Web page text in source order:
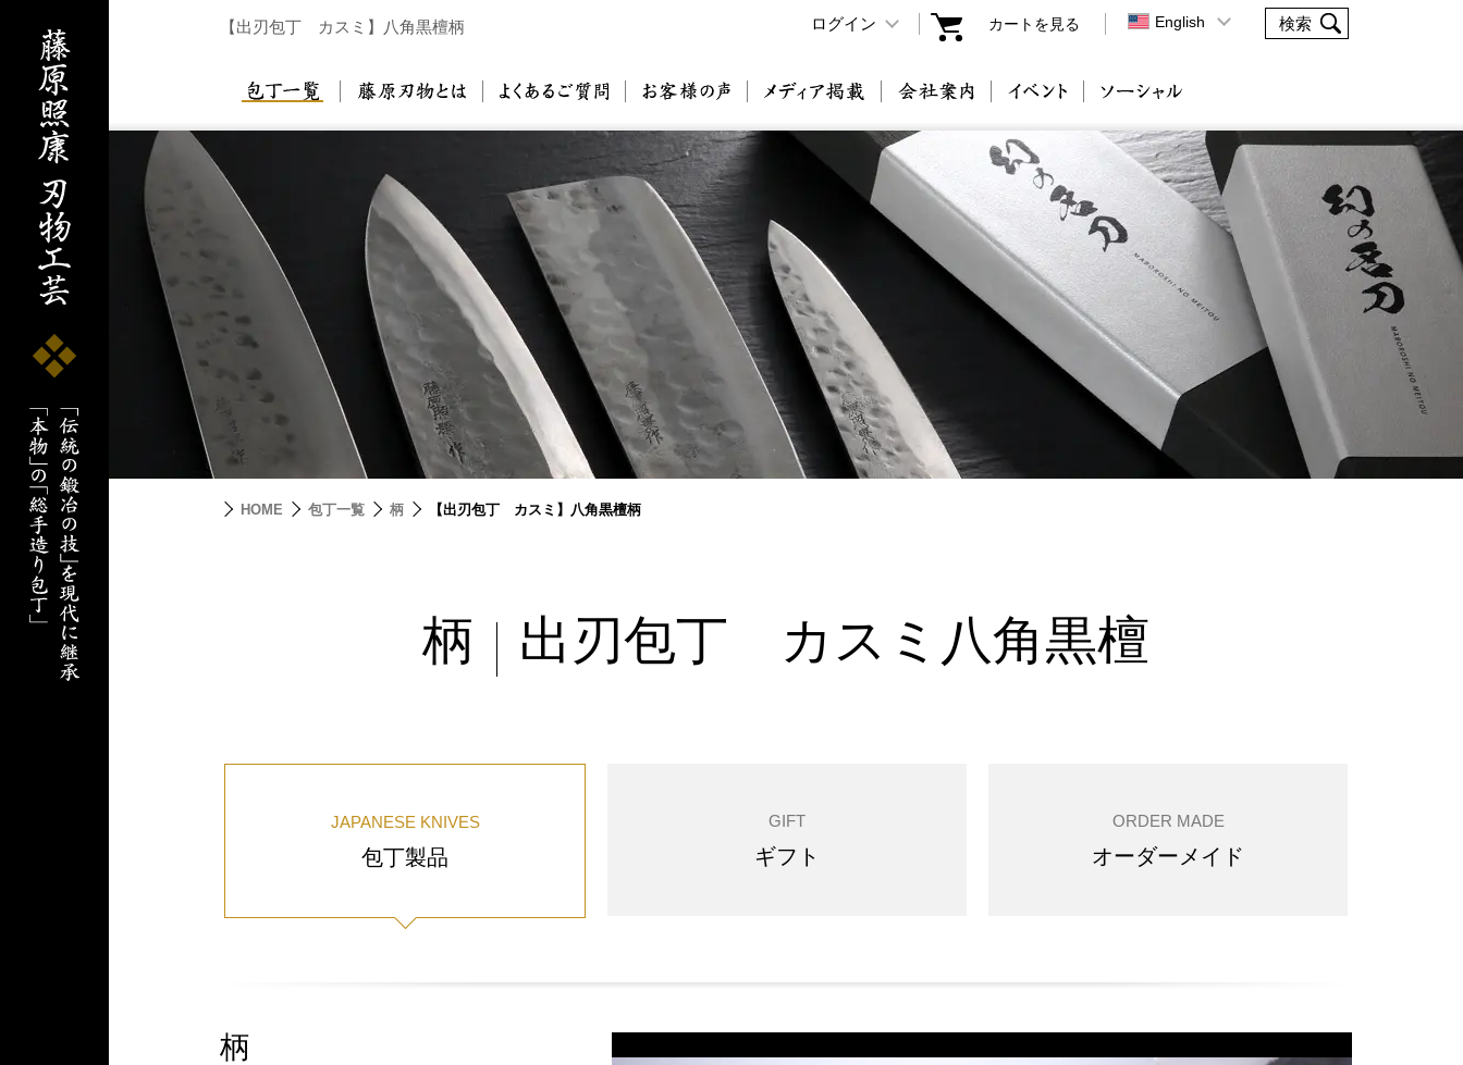
【出刃包丁 カスミ】八角黒檀柄 ログイン カートを見る English
包丁一覧 藤原刃物とは よくあるご質問 お客様の声 メディア掲載 会社案内 イベント
HOME 包丁一覧 柄 【出刃包丁 カスミ】八角黒檀柄
柄 出刃包丁 カスミ八角黒檀
JAPANESE KNIVES
包丁製品
GIFT
ギフト
ORDER MADE
オーダーメイド
柄